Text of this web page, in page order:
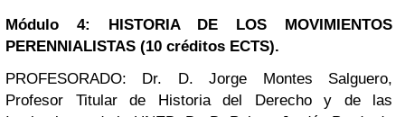
Módulo 4: HISTORIA DE LOS MOVIMIENTOS
PERENNIALISTAS (10 créditos ECTS).
PROFESORADO: Dr. D. Jorge Montes Salguero,
Profesor Titular de Historia del Derecho y de las